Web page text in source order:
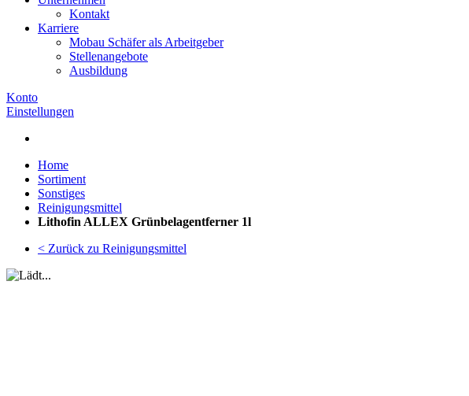
Kontakt
Karriere
Mobau Schäfer als Arbeitgeber
Stellenangebote
Ausbildung
Konto
Einstellungen
Home
Sortiment
Sonstiges
Reinigungsmittel
Lithofin ALLEX Grünbelagentferner 1l
< Zurück zu Reinigungsmittel